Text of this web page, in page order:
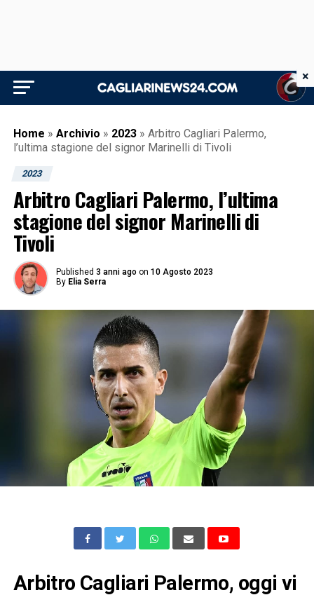
Home » Archivio » 2023 » Arbitro Cagliari Palermo,
l’ultima stagione del signor Marinelli di Tivoli
2023
Arbitro Cagliari Palermo, l’ultima
stagione del signor Marinelli di
Tivoli
Published 3 anni ago on 10 Agosto 2023
By Elia Serra
Arbitro Cagliari Palermo, oggi vi
×